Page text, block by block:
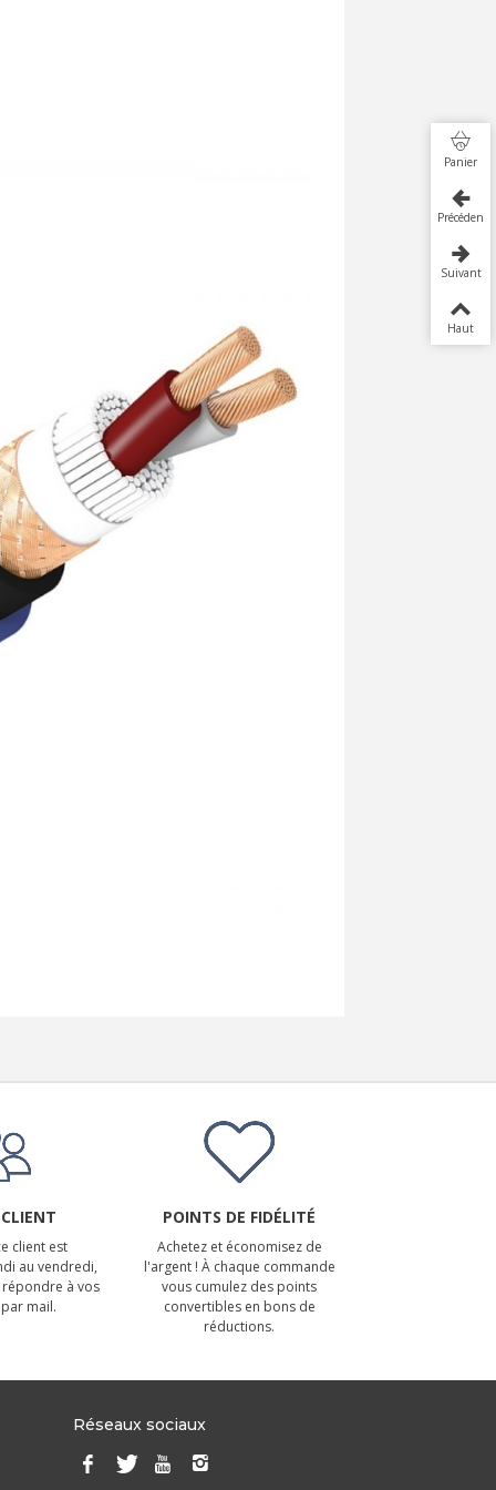
client est
au vendredi,
à vos
mail.
POINTS DE FIDÉLITÉ
Achetez et économisez de
l'argent ! À chaque commande
vous cumulez des points
convertibles en bons de
réductions.
Réseaux sociaux
Panier
Précédent
Suivant
Haut